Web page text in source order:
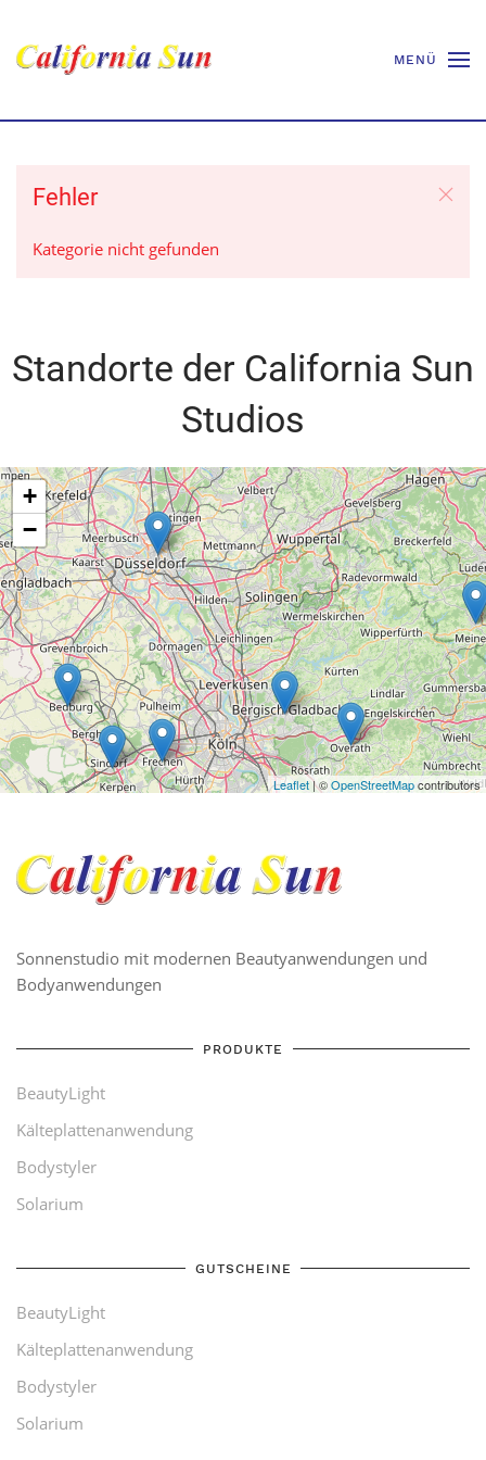
MENÜ
Fehler
Kategorie nicht gefunden
Standorte der California Sun
Studios
Sonnenstudio mit modernen Beautyanwendungen und
Bodyanwendungen
PRODUKTE
BeautyLight
Kälteplattenanwendung
Bodystyler
Solarium
GUTSCHEINE
BeautyLight
Kälteplattenanwendung
Bodystyler
Solarium